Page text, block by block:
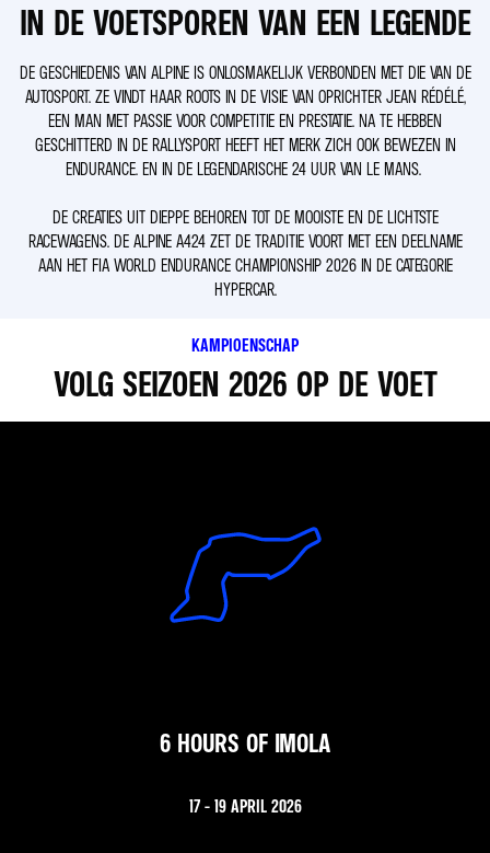
IN DE VOETSPOREN VAN EEN LEGENDE
DE GESCHIEDENIS VAN ALPINE IS ONLOSMAKELIJK VERBONDEN MET DIE VAN DE
AUTOSPORT. ZE VINDT HAAR ROOTS IN DE VISIE VAN OPRICHTER JEAN RÉDÉLÉ,
EEN MAN MET PASSIE VOOR COMPETITIE EN PRESTATIE. NA TE HEBBEN
GESCHITTERD IN DE RALLYSPORT HEEFT HET MERK ZICH OOK BEWEZEN IN
ENDURANCE. EN IN DE LEGENDARISCHE 24 UUR VAN LE MANS.
DE CREATIES UIT DIEPPE BEHOREN TOT DE MOOISTE EN DE LICHTSTE
RACEWAGENS. DE ALPINE A424 ZET DE TRADITIE VOORT MET EEN DEELNAME
AAN HET FIA WORLD ENDURANCE CHAMPIONSHIP 2026 IN DE CATEGORIE
HYPERCAR.
KAMPIOENSCHAP
VOLG SEIZOEN 2026 OP DE VOET
6 HOURS OF IMOLA
17 - 19 APRIL 2026